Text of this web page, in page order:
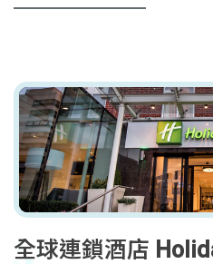
全球連鎖酒店